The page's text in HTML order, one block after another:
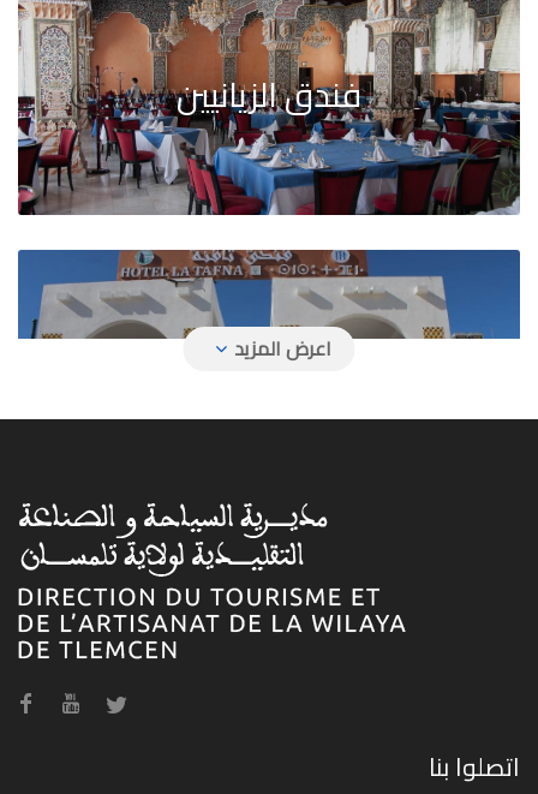
فندق الزيانيين
فندق تافنة
فندق حمام بوغرارة
اتصلوا بنا